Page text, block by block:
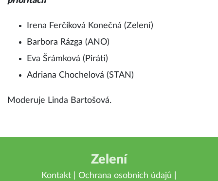
Irena Ferčíková Konečná (Zelení)
Barbora Rázga (ANO)
Eva Šrámková (Piráti)
Adriana Chochelová (STAN)
Moderuje Linda Bartošová.
Zelení
Kontakt Ochrana osobních údajů